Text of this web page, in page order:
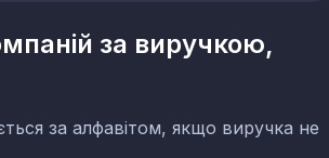
за виручкою,
за алфавітом, якщо виручка не